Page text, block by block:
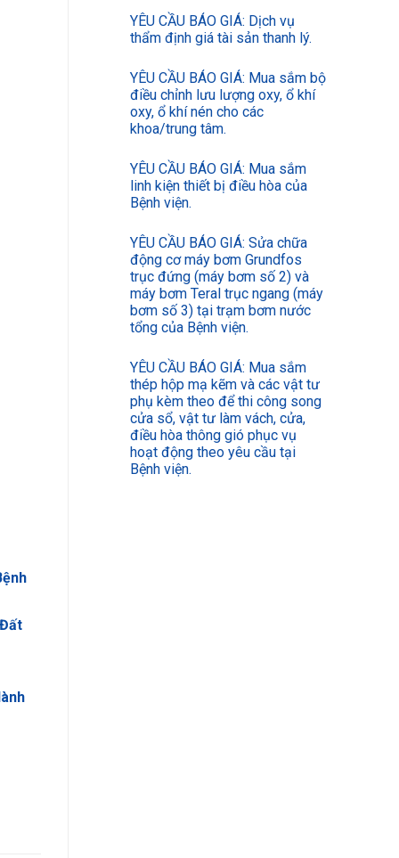
YÊU CẦU BÁO GIÁ: Dịch vụ
thẩm định giá tài sản thanh lý.
YÊU CẦU BÁO GIÁ: Mua sắm bộ
điều chỉnh lưu lượng oxy, ổ khí
oxy, ổ khí nén cho các
khoa/trung tâm.
YÊU CẦU BÁO GIÁ: Mua sắm
linh kiện thiết bị điều hòa của
Bệnh viện.
YÊU CẦU BÁO GIÁ: Sửa chữa
động cơ máy bơm Grundfos
trục đứng (máy bơm số 2) và
máy bơm Teral trục ngang (máy
bơm số 3) tại trạm bơm nước
tổng của Bệnh viện.
YÊU CẦU BÁO GIÁ: Mua sắm
thép hộp mạ kẽm và các vật tư
phụ kèm theo để thi công song
cửa sổ, vật tư làm vách, cửa,
điều hòa thông gió phục vụ
hoạt động theo yêu cầu tại
Bệnh viện.